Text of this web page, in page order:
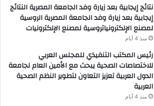
نتائج إيجابية بعد زيارة وفد الجامعة المصرية النتائج
إيجابية بعد زيارة وفد الجامعة المصرية الروسية
لمصنع الإلكترونياتروسية لمصنع الإلكترونيات
منذ 4 أيام
رئيس المكتب التنفيذي للمجلس العربي
للاختصاصات الصحية يبحث مع الأمين العام لجامعة
الدول العربية تعزيز التعاون لتطوير النظم الصحية
العربية
منذ 4 أيام